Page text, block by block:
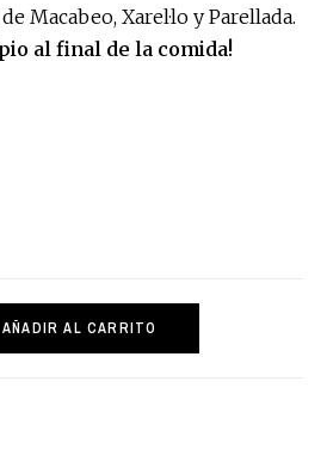
Macabeo, Xarel·lo y Parellada.
al final de la comida!
AÑADIR AL CARRITO